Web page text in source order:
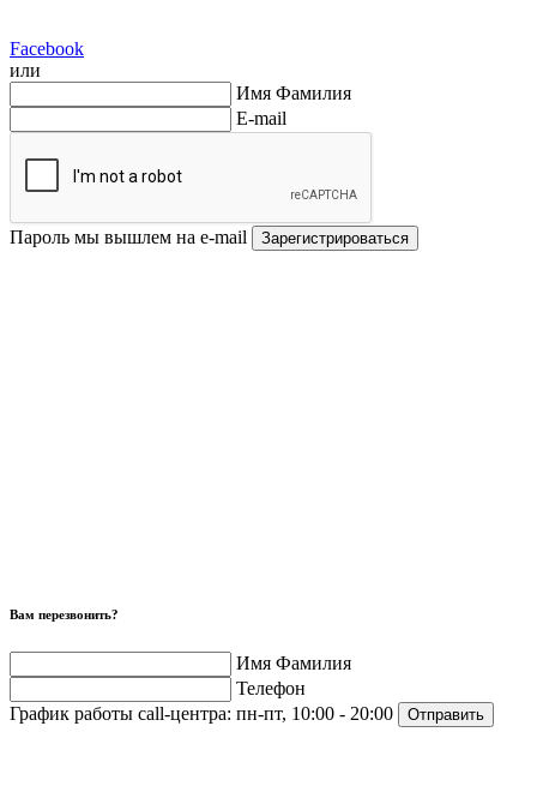
Facebook
или
Имя Фамилия
E-mail
Пароль мы вышлем на e-mail Зарегистрироваться
Вам перезвонить?
Имя Фамилия
Телефон
График работы call-центра: пн-пт, 10:00 - 20:00 Отправить